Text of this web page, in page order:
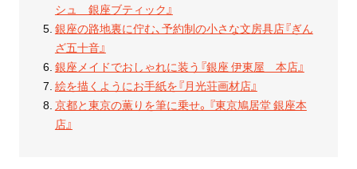
シュ 銀座ブティック』
銀座の路地裏に佇む、予約制の小さな文房具店『ぎん
ざ五十音』
銀座メイドでおしゃれに装う『銀座 伊東屋 本店』
絵を描くようにお手紙を『月光荘画材店』
京都と東京の薫りを筆に乗せ。『東京鳩居堂 銀座本
店』